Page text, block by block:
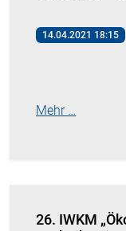
14.04.2021 18:15
Mehr …
26. IWKM